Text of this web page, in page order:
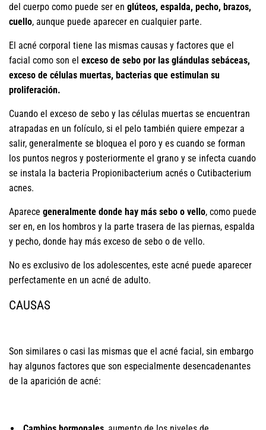
del cuerpo como puede ser en glúteos, espalda, pecho, brazos,
cuello, aunque puede aparecer en cualquier parte.
El acné corporal tiene las mismas causas y factores que el
facial como son el exceso de sebo por las glándulas sebáceas,
exceso de células muertas, bacterias que estimulan su
proliferación.
Cuando el exceso de sebo y las células muertas se encuentran
atrapadas en un folículo, si el pelo también quiere empezar a
salir, generalmente se bloquea el poro y es cuando se forman
los puntos negros y posteriormente el grano y se infecta cuando
se instala la bacteria Propionibacterium acnés o Cutibacterium
acnes.
Aparece generalmente donde hay más sebo o vello, como puede
ser en, en los hombros y la parte trasera de las piernas, espalda
y pecho, donde hay más exceso de sebo o de vello.
No es exclusivo de los adolescentes, este acné puede aparecer
perfectamente en un acné de adulto.
CAUSAS
Son similares o casi las mismas que el acné facial, sin embargo
hay algunos factores que son especialmente desencadenantes
de la aparición de acné: